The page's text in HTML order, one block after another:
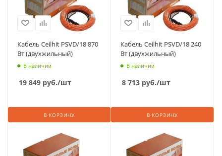
Кабель Ceilhit PSVD/18 870
Вт (двухжильный)
В наличии
19 849 руб./шт
В КОРЗИНУ
Кабель Ceilhit PSVD/18 240
Вт (двухжильный)
В наличии
8 713 руб./шт
В КОРЗИНУ